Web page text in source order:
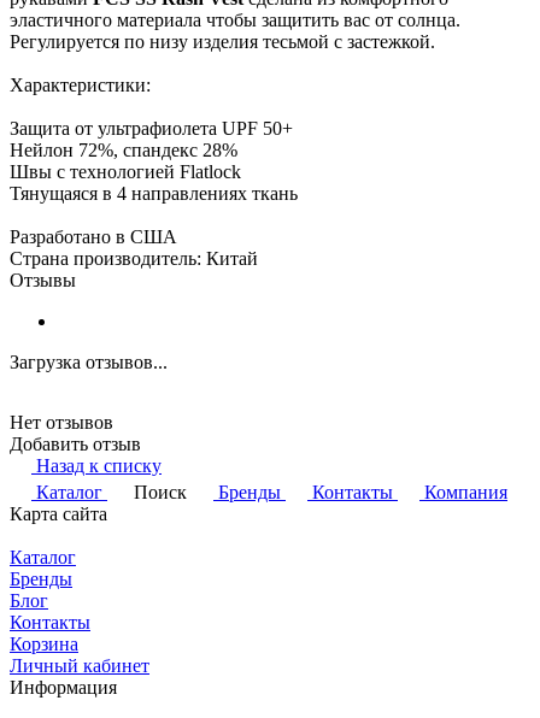
эластичного материала чтобы защитить вас от солнца.
Регулируется по низу изделия тесьмой с застежкой.
Характеристики:
Защита от ультрафиолета UPF 50+
Нейлон 72%, спандекс 28%
Швы с технологией Flatlock
Тянущаяся в 4 направлениях ткань
Разработано в США
Страна производитель: Китай
Отзывы
Загрузка отзывов...
Нет отзывов
Добавить отзыв
Назад к списку
Каталог
Поиск Бренды Контакты
Компания
Карта сайта
Каталог
Бренды
Блог
Контакты
Корзина
Личный кабинет
Информация